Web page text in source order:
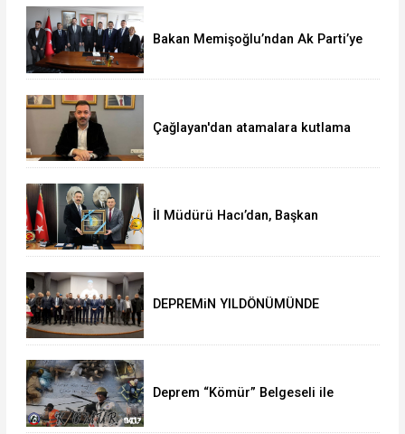
Bakan Memişoğlu’ndan Ak Parti’ye
Çağlayan'dan atamalara kutlama
İl Müdürü Hacı’dan, Başkan
DEPREMiN YILDÖNÜMÜNDE
Deprem “Kömür” Belgeseli ile